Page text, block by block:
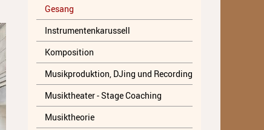
Instrumentenkarussell
Komposition
Musikproduktion, DJing und
Recording
Musiktheater - Stage
Coaching
Gesang
Instrumentenkarussell
Komposition
Musikproduktion, DJing und Recording
Musiktheater - Stage Coaching
Musiktheorie